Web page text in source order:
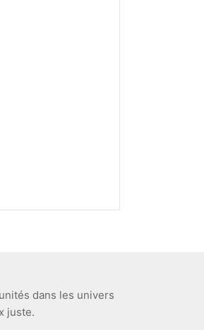
dans les univers
juste.